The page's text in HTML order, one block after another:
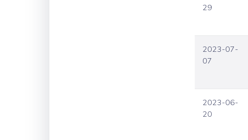
29
2023-07-
07
2023-06-
20